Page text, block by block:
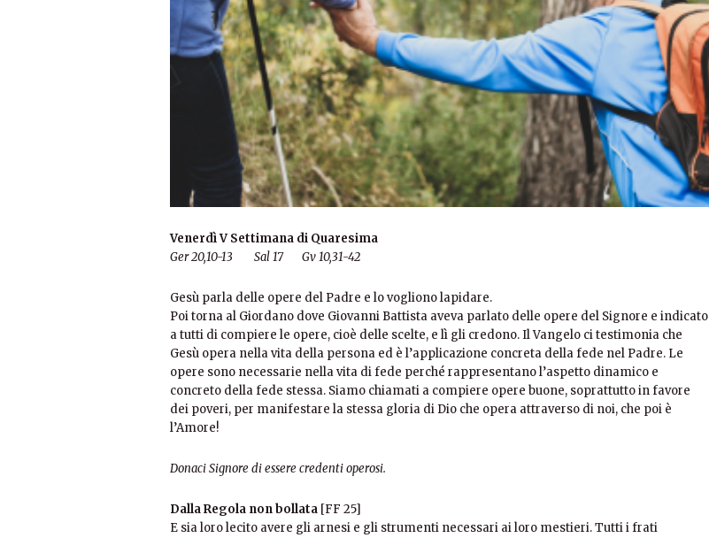
Venerdì V Settimana di Quaresima
Ger 20,10-13 Sal 17 Gv 10,31-42
Gesù parla delle opere del Padre e lo vogliono lapidare.
Poi torna al Giordano dove Giovanni Battista aveva parlato delle opere del Signore e indicato
a tutti di compiere le opere, cioè delle scelte, e lì gli credono. Il Vangelo ci testimonia che
Gesù opera nella vita della persona ed è l’applicazione concreta della fede nel Padre. Le
opere sono necessarie nella vita di fede perché rappresentano l’aspetto dinamico e
concreto della fede stessa. Siamo chiamati a compiere opere buone, soprattutto in favore
dei poveri, per manifestare la stessa gloria di Dio che opera attraverso di noi, che poi è
l’Amore!
Donaci Signore di essere credenti operosi.
Dalla Regola non bollata [FF 25]
E sia loro lecito avere gli arnesi e gli strumenti necessari ai loro mestieri. Tutti i frati